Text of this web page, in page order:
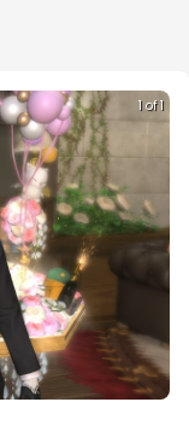
1 of 1